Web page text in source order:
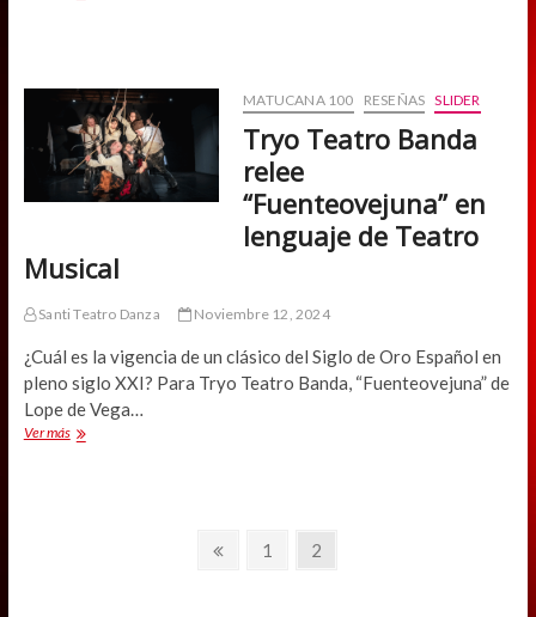
obra
inspirada
en
series
de
asesinos
MATUCANA 100 RESEÑAS SLIDER
Tryo Teatro Banda
relee
“Fuenteovejuna” en
lenguaje de Teatro
Musical
Santi Teatro Danza Noviembre 12, 2024
¿Cuál es la vigencia de un clásico del Siglo de Oro Español en
pleno siglo XXI? Para Tryo Teatro Banda, “Fuenteovejuna” de
Lope de Vega…
Ver másTryo
Previous
Page
1 Page
2